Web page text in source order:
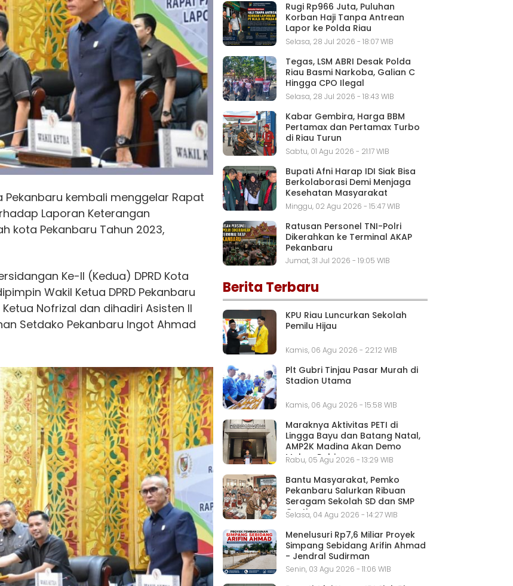
Pekanbaru kembali menggelar Rapat
Laporan Keterangan
kota Pekanbaru Tahun 2023,
Ke-II (Kedua) DPRD Kota
Wakil Ketua DPRD Pekanbaru
Nofrizal dan dihadiri Asisten II
Setdako Pekanbaru Ingot Ahmad
Rugi Rp966 Juta, Puluhan
Korban Haji Tanpa Antrean
Lapor ke Polda Riau
Selasa, 28 Jul 2026 - 18:07 WIB
Tegas, LSM ABRI Desak Polda
Riau Basmi Narkoba, Galian C
Hingga CPO Ilegal
Selasa, 28 Jul 2026 - 18:43 WIB
Kabar Gembira, Harga BBM
Pertamax dan Pertamax Turbo
di Riau Turun
Sabtu, 01 Agu 2026 - 21:17 WIB
Bupati Afni Harap IDI Siak Bisa
Berkolaborasi Demi Menjaga
Kesehatan Masyarakat
Minggu, 02 Agu 2026 - 15:47 WIB
Ratusan Personel TNI-Polri
Dikerahkan ke Terminal AKAP
Pekanbaru
Jumat, 31 Jul 2026 - 19:05 WIB
Berita Terbaru
KPU Riau Luncurkan Sekolah
Pemilu Hijau
Kamis, 06 Agu 2026 - 22:12 WIB
Plt Gubri Tinjau Pasar Murah di
Stadion Utama
Kamis, 06 Agu 2026 - 15:58 WIB
Maraknya Aktivitas PETI di
Lingga Bayu dan Batang Natal,
AMP2K Madina Akan Demo
Mabes Polri
Rabu, 05 Agu 2026 - 13:29 WIB
Bantu Masyarakat, Pemko
Pekanbaru Salurkan Ribuan
Seragam Sekolah SD dan SMP
Gratis
Selasa, 04 Agu 2026 - 14:27 WIB
Menelusuri Rp7,6 Miliar Proyek
Simpang Sebidang Arifin Ahmad
- Jendral Sudirman
Senin, 03 Agu 2026 - 11:06 WIB